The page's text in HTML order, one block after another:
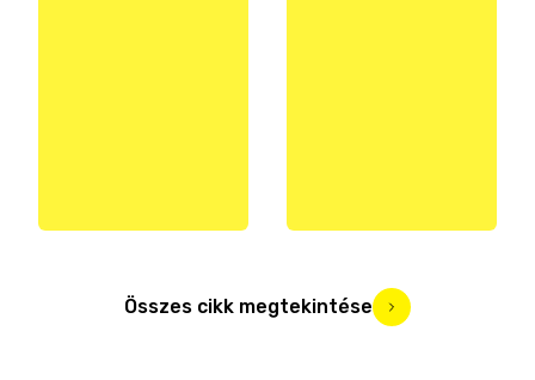
Összes cikk megtekintése